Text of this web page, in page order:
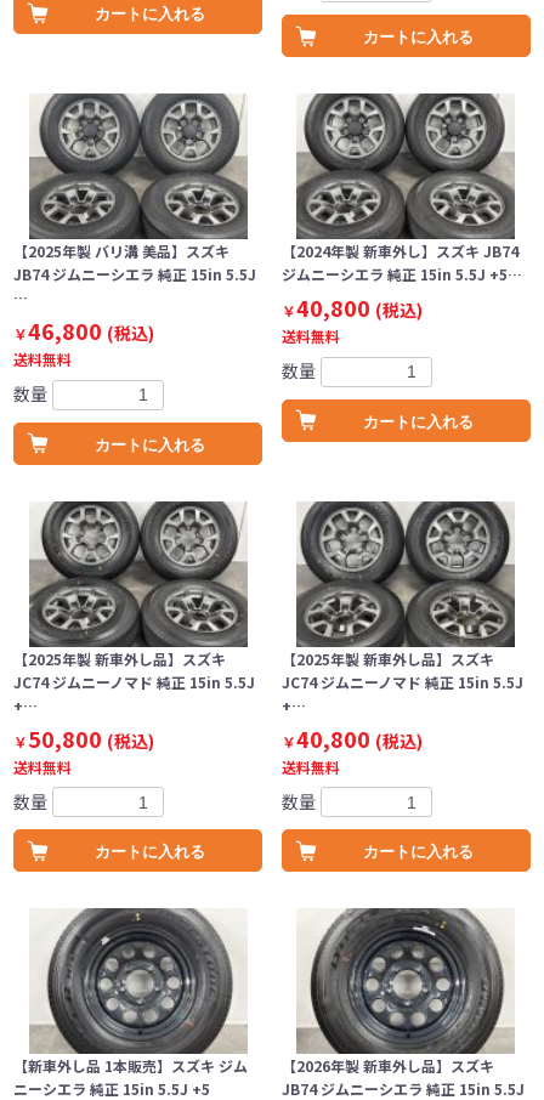
カートに入れる
カートに入れる
【2025年製 バリ溝 美品】スズキ
JB74 ジムニーシエラ 純正 15in 5.5J
…
￥46,800 (税込)
送料無料
数量
カートに入れる
【2024年製 新車外し】スズキ JB74
ジムニーシエラ 純正 15in 5.5J +5…
￥40,800 (税込)
送料無料
数量
カートに入れる
【2025年製 新車外し品】スズキ
JC74 ジムニーノマド 純正 15in 5.5J
+…
￥50,800 (税込)
送料無料
数量
カートに入れる
【2025年製 新車外し品】スズキ
JC74 ジムニーノマド 純正 15in 5.5J
+…
￥40,800 (税込)
送料無料
数量
カートに入れる
【新車外し品 1本販売】スズキ ジム
ニーシエラ 純正 15in 5.5J +5
【2026年製 新車外し品】スズキ
JB74 ジムニーシエラ 純正 15in 5.5J